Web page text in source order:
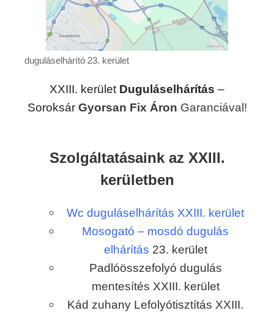
duguláselhárító 23. kerület
XXIII. kerület Duguláselhárítás –
Soroksár Gyorsan Fix Áron Garanciával!
Szolgáltatásaink az XXIII.
kerületben
Wc duguláselhárítás XXIII. kerület
Mosogató – mosdó dugulás
elhárítás 23. kerület
Padlóösszefolyó dugulás
mentesítés XXIII. kerület
Kád zuhany Lefolyótisztítás XXIII.